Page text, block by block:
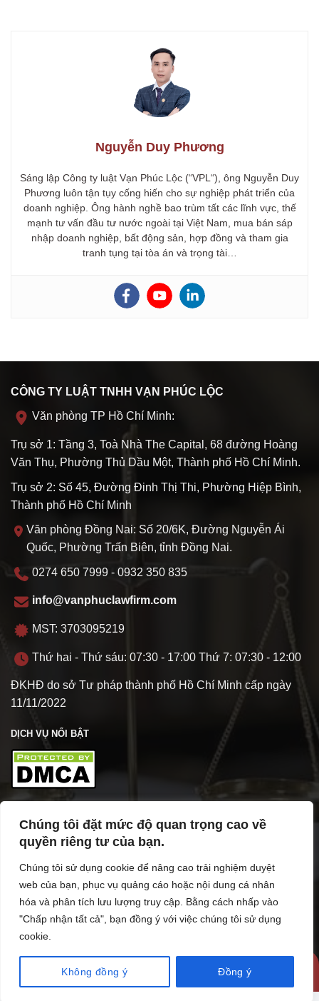
Chúng tôi đặt mức độ quan trọng cao về
quyền riêng tư của bạn.
Chúng tôi sử dụng cookie để nâng cao trải nghiệm duyệt
web của bạn, phục vụ quảng cáo hoặc nội dung cá nhân
hóa và phân tích lưu lượng truy cập. Bằng cách nhấp vào
"Chấp nhận tất cả", bạn đồng ý với việc chúng tôi sử dụng
cookie.
Không đồng ý Đồng ý
Nguyễn Duy Phương
Sáng lập Công ty luật Vạn Phúc Lộc (“VPL“), ông Nguyễn Duy
Phương luôn tận tụy cống hiến cho sự nghiệp phát triển của
doanh nghiệp. Ông hành nghề bao trùm tất các lĩnh vực, thế
mạnh tư vấn đầu tư nước ngoài tại Việt Nam, mua bán sáp
nhập doanh nghiệp, bất động sản, hợp đồng và tham gia
tranh tụng tại tòa án và trọng tài…
CÔNG TY LUẬT TNHH VẠN PHÚC LỘC
Văn phòng TP Hồ Chí Minh:
Trụ sở 1: Tầng 3, Toà Nhà The Capital, 68 đường Hoàng
Văn Thụ, Phường Thủ Dầu Một, Thành phố Hồ Chí Minh.
Trụ sở 2: Số 45, Đường Đinh Thị Thi, Phường Hiệp Bình,
Thành phố Hồ Chí Minh
Văn phòng Đồng Nai: Số 20/6K, Đường Nguyễn Ái
Quốc, Phường Trấn Biên, tỉnh Đồng Nai.
0274 650 7999 - 0932 350 835
info@vanphuclawfirm.com
MST: 3703095219
Thứ hai - Thứ sáu: 07:30 - 17:00 Thứ 7: 07:30 - 12:00
ĐKHĐ do sở Tư pháp thành phố Hồ Chí Minh cấp ngày
11/11/2022
DỊCH VỤ NỔI BẬT
TÌM HIỂU VỀ VPL
Copyright 2026 ©vanphuclawfirm